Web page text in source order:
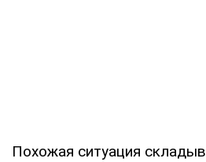
Похожая ситуация